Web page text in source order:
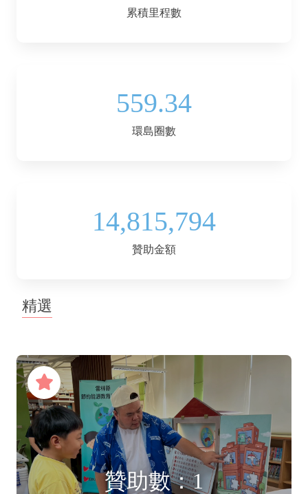
累積里程數
559.34
環島圈數
14,815,794
贊助金額
精選
贊助數：1